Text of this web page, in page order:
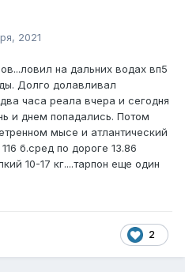
2021
на дальних водах вп5
Долго долавливал
часа реала вчера и сегодня
и днем попадались. Потом
мысе и атлантический
б.сред по дороге 13.86
10-17 кг....тарпон еще один
2